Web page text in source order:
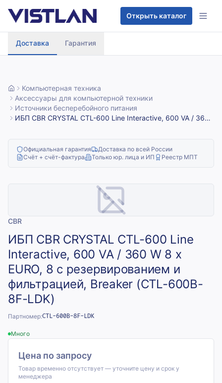
Открыть каталог
Доставка Гарантия
Компьютерная техника
Аксессуары для компьютерной техники
Источники бесперебойного питания
ИБП CBR CRYSTAL CTL-600 Line Interactive, 600 VA / 360
Официальная гарантия
Доставка по всей России
Счёт + счёт-фактура
Только юр. лица и ИП Реестр МПТ
CBR
ИБП CBR CRYSTAL CTL-600 Line
Interactive, 600 VA / 360 W 8 x
EURO, 8 с резервированием и
фильтрацией, Breaker (CTL-600B-
8F-LDK)
Партномер:CTL-600B-8F-LDK
Много
Цена по запросу
Товар временно отсутствует — уточните цену и срок у
менеджера